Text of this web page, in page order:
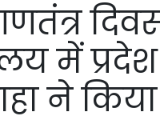
में
ने किया